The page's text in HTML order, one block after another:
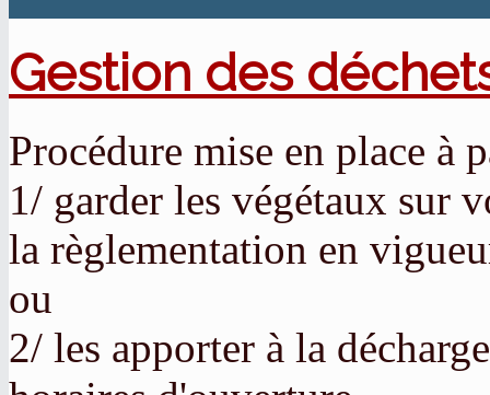
Gestion des
Procédure mise en place à
1/ garder les végétaux sur
la règlementation en
ou
2/ les apporter à la